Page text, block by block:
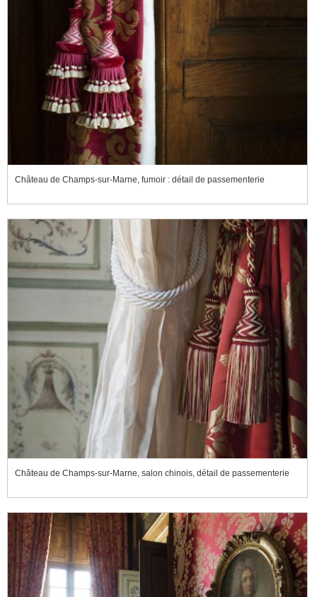
Château de Champs-sur-Marne, fumoir : détail de passementerie
Château de Champs-sur-Marne, salon chinois, détail de passementerie